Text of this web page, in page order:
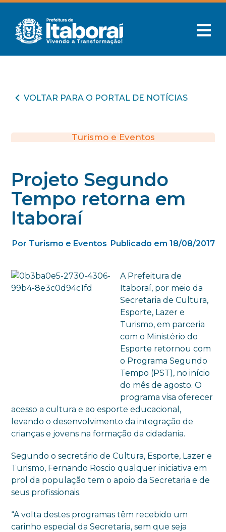
VOLTAR PARA O PORTAL DE NOTÍCIAS
Turismo e Eventos
Projeto Segundo
Tempo retorna em
Itaboraí
Por Turismo e Eventos Publicado em 18/08/2017
A Prefeitura de
Itaboraí, por meio da
Secretaria de Cultura,
Esporte, Lazer e
Turismo, em parceria
com o Ministério do
Esporte retornou com
o Programa Segundo
Tempo (PST), no início
do mês de agosto. O
programa visa oferecer
acesso a cultura e ao esporte educacional,
levando o desenvolvimento da integração de
crianças e jovens na formação da cidadania.
Segundo o secretário de Cultura, Esporte, Lazer e
Turismo, Fernando Roscio qualquer iniciativa em
prol da população tem o apoio da Secretaria e de
seus profissionais.
“A volta destes programas têm recebido um
carinho especial da Secretaria, sem que seja